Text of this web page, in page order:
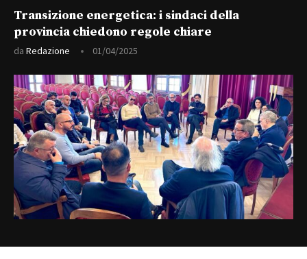
Transizione energetica: i sindaci della
provincia chiedono regole chiare
da Redazione 01/04/2025